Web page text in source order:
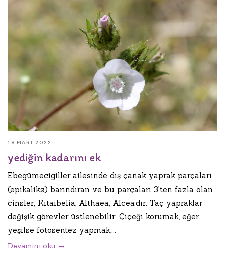
18 MART 2022
yediğin kadarını ek
Ebegümecigiller ailesinde dış çanak yaprak parçaları
(epikaliks) barındıran ve bu parçaları 3’ten fazla olan
cinsler; Kitaibelia, Althaea, Alcea’dır. Taç yapraklar
değişik görevler üstlenebilir. Çiçeği korumak, eğer
yeşilse fotosentez yapmak,...
Devamını oku